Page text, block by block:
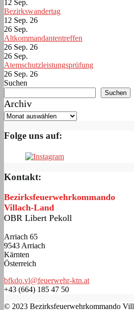
12 Sep.
Bezirkswandertag
12 Sep. 26
26 Sep.
Altkommandantentreffen
26 Sep. 26
26 Sep.
Atemschutzleistungsprüfung
26 Sep. 26
Suchen
Suchen
Archiv
Folge uns auf:
Kontakt:
Bezirksfeuerwehrkommando
Villach-Land
OBR Libert Pekoll
Arriach 65
9543 Arriach
Kärnten
Österreich
bfkdo.vl@feuerwehr-ktn.at
+43 (664) 185 47 50
© 2023 Bezirksfeuerwehrkommando